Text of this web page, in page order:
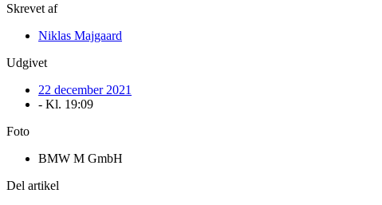
Skrevet af
Niklas Majgaard
Udgivet
22 december 2021
- Kl. 19:09
Foto
BMW M GmbH
Del artikel